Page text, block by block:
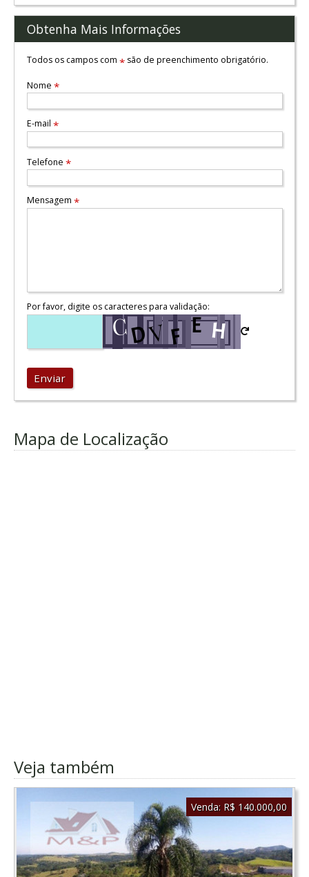
Obtenha Mais Informações
Todos os campos com *são de preenchimento obrigatório.
Nome *
E-mail *
Telefone *
Mensagem *
Por favor, digite os caracteres para validação:
Enviar
Mapa de Localização
Veja também
Venda: R$ 140.000,00